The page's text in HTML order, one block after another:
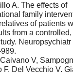
A. The effects of
family
of patients
from a
Neuropsychiatr
V,
F, Del Vecchio V,